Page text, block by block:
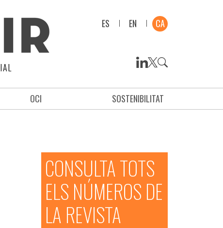
ES EN CA
OCI SOSTENIBILITAT
CONSULTA TOTS
ELS NÚMEROS DE
LA REVISTA